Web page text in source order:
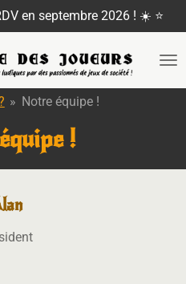
en septembre 2026 ! ☀️ ⭐
» Notre équipe !
!